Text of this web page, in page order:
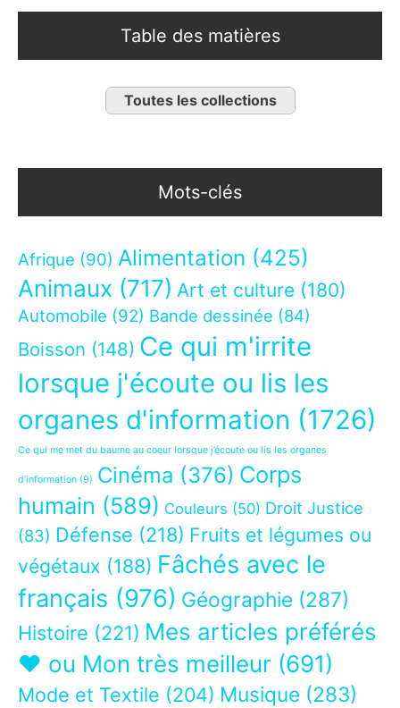
Table des matières
Toutes les collections
Mots-clés
Afrique (90) Alimentation (425)
Animaux (717) Art et culture (180)
Automobile (92) Bande dessinée (84)
Boisson (148) Ce qui m'irrite
lorsque j'écoute ou lis les
organes d'information (1726)
Ce qui me met du baume au coeur lorsque j’écoute ou lis les organes
d’information (9) Cinéma (376) Corps
humain (589) Couleurs (50) Droit Justice
(83) Défense (218) Fruits et légumes ou
végétaux (188) Fâchés avec le
français (976) Géographie (287)
Histoire (221) Mes articles préférés
❤ ou Mon très meilleur (691)
Mode et Textile (204) Musique (283)